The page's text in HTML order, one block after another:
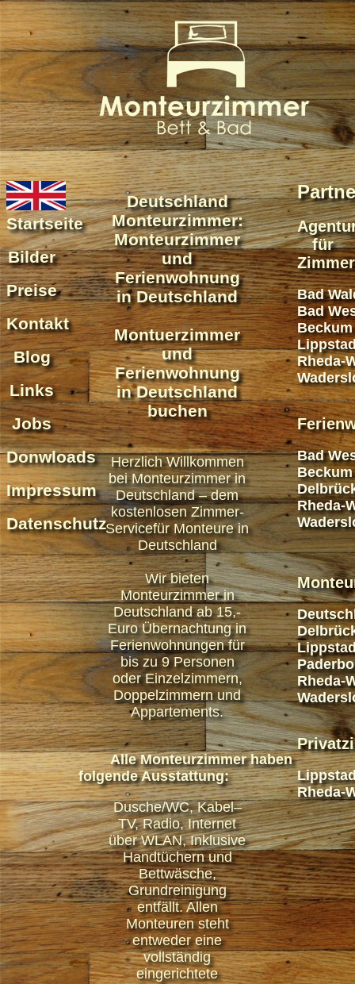
Startseite
Bilder
Preise
Kontakt
Blog
Links
Jobs
Donwloads
Impressum
Datenschutz
Deutschland
Monteurzimmer:
Monteurzimmer
und
Ferienwohnung
in Deutschland
Montuerzimmer
und
Ferienwohnung
in Deutschland
buchen
Herzlich Willkommen
bei Monteurzimmer in
Deutschland – dem
kostenlosen Zimmer-
Servicefür Monteure in
Deutschland
Wir bieten
Monteurzimmer in
Deutschland ab 15,-
Euro Übernachtung in
Ferienwohnungen für
bis zu 9 Personen
oder Einzelzimmern,
Doppelzimmern und
Appartements.
Alle Monteurzimmer haben
folgende Ausstattung:
Dusche/WC, Kabel–
TV, Radio, Internet
über WLAN, Inklusive
Handtüchern und
Bettwäsche,
Grundreinigung
entfällt. Allen
Monteuren steht
entweder eine
vollständig
eingerichtete
für
Bad
Bad
Beckum
Rheda-
Bad
Beckum
Rheda-
Rheda-
Rheda-